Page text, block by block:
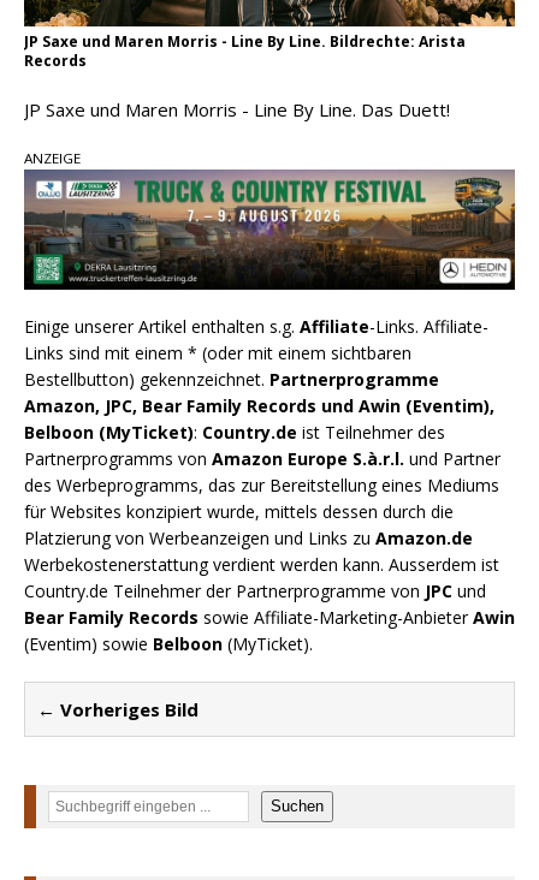
JP Saxe und Maren Morris - Line By Line. Bildrechte: Arista
Records
JP Saxe und Maren Morris - Line By Line. Das Duett!
ANZEIGE
Einige unserer Artikel enthalten s.g. Affiliate-Links. Affiliate-
Links sind mit einem * (oder mit einem sichtbaren
Bestellbutton) gekennzeichnet. Partnerprogramme
Amazon, JPC, Bear Family Records und Awin (Eventim),
Belboon (MyTicket): Country.de ist Teilnehmer des
Partnerprogramms von Amazon Europe S.à.r.l. und Partner
des Werbeprogramms, das zur Bereitstellung eines Mediums
für Websites konzipiert wurde, mittels dessen durch die
Platzierung von Werbeanzeigen und Links zu Amazon.de
Werbekostenerstattung verdient werden kann. Ausserdem ist
Country.de Teilnehmer der Partnerprogramme von JPC und
Bear Family Records sowie Affiliate-Marketing-AnbieterAwin
(Eventim) sowie Belboon (MyTicket).
← Vorheriges Bild
Suchen Suchen